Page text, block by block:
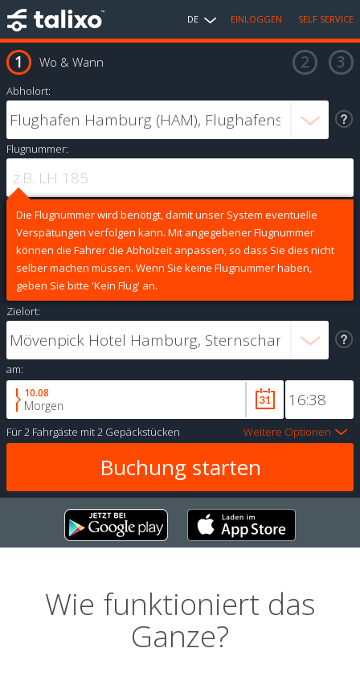
DE EINLOGGEN SELF SERVICE
Wo & Wann
Abholort:
Flugnummer:
Die Flugnummer wird benötigt, damit unser System eventuelle
Verspätungen verfolgen kann. Mit angegebener Flugnummer
können die Fahrer die Abholzeit anpassen, so dass Sie dies nicht
selber machen müssen. Wenn Sie keine Flugnummer haben,
geben Sie bitte 'Kein Flug' an.
Zielort:
am:
10.08
Morgen
Für2 Fahrgäste mit2 Gepäckstücken Weitere Optionen
Wie funktioniert das
Ganze?